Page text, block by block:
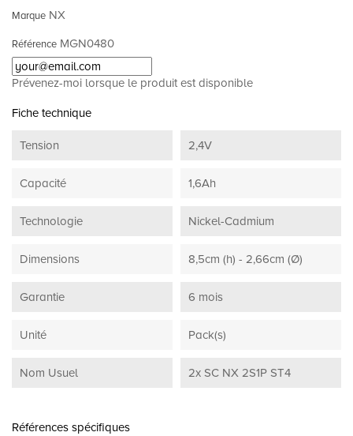
Marque NX
Référence MGN0480
Prévenez-moi lorsque le produit est disponible
Fiche technique
Tension 2,4V
Capacité 1,6Ah
Technologie Nickel-Cadmium
Dimensions 8,5cm (h) - 2,66cm (Ø)
Garantie 6 mois
Unité Pack(s)
Nom Usuel 2x SC NX 2S1P ST4
Références spécifiques